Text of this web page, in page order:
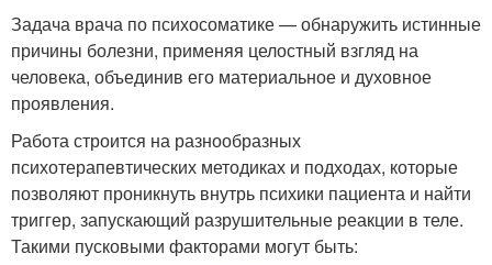
Задача врача по психосоматике — обнаружить истинные
причины болезни, применяя целостный взгляд на
человека, объединив его материальное и духовное
проявления.
Работа строится на разнообразных
психотерапевтических методиках и подходах, которые
позволяют проникнуть внутрь психики пациента и найти
триггер, запускающий разрушительные реакции в теле.
Такими пусковыми факторами могут быть: